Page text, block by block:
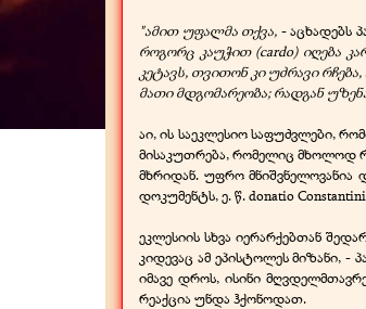
"ამით უფალმა თქვა, -აცხადებს
როგორც კაუჭით (cardo) იღება
კეტავს, თვითონ კი უძრავი
მათი მდგომარეობა; რადგან
აი, ის საეკლესიო საფუძვლები,
მისაკუთრება, რომელიც მხოლოდ
მხრიდან. უფრო მნიშვნელოვანია
დოკუმენტს, ე. წ. donatio
ეკლესიის სხვა იერარქებთან
კიდევაც ამ ეპისტოლეს მიზანი, -
იმავე დროს, ისინი
რეაქცია უნდა ჰქონოდათ.